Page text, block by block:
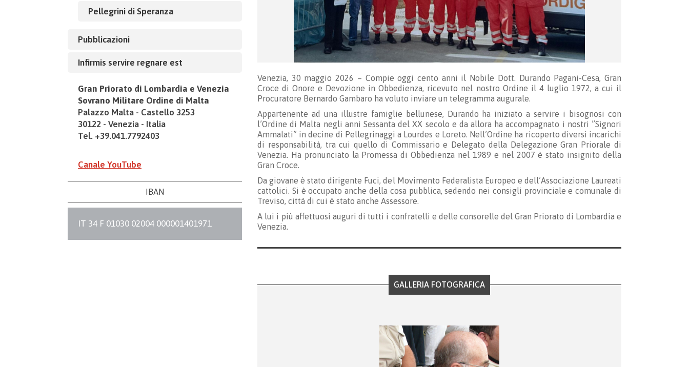
Pellegrini di Speranza
Pubblicazioni
Infirmis servire regnare est
Gran Priorato di Lombardia e Venezia
Sovrano Militare Ordine di Malta
Palazzo Malta - Castello 3253
30122 - Venezia - Italia
Tel. +39.041.7792403
Canale YouTube
IBAN
IT 34 F 01030 02004 000001401971
Venezia, 30 maggio 2026 – Compie oggi cento anni il Nobile Dott. Durando Pagani-Cesa, Gran
Croce di Onore e Devozione in Obbedienza, ricevuto nel nostro Ordine il 4 luglio 1972, a cui il
Procuratore Bernardo Gambaro ha voluto inviare un telegramma augurale.
Appartenente ad una illustre famiglie bellunese, Durando ha iniziato a servire i bisognosi con
l’Ordine di Malta negli anni Sessanta del XX secolo e da allora ha accompagnato i nostri ”Signori
Ammalati” in decine di Pellegrinaggi a Lourdes e Loreto. Nell’Ordine ha ricoperto diversi incarichi
di responsabilità, tra cui quello di Commissario e Delegato della Delegazione Gran Priorale di
Venezia. Ha pronunciato la Promessa di Obbedienza nel 1989 e nel 2007 è stato insignito della
Gran Croce.
Da giovane è stato dirigente Fuci, del Movimento Federalista Europeo e dell’Associazione Laureati
cattolici. Si è occupato anche della cosa pubblica, sedendo nei consigli provinciale e comunale di
Treviso, città di cui è stato anche Assessore.
A lui i più affettuosi auguri di tutti i confratelli e delle consorelle del Gran Priorato di Lombardia e
Venezia.
GALLERIA FOTOGRAFICA